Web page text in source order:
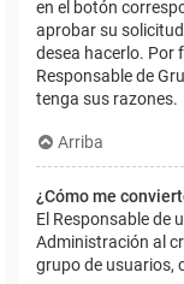
en el botón
aprobar su
desea hacerlo. Por
Responsable de
tenga sus razones.
Arriba
¿Cómo me
El Responsable de
Administración al
grupo de usuarios,